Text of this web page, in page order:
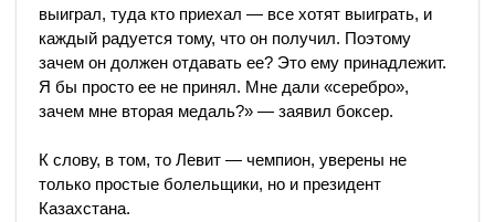
выиграл, туда кто приехал — все хотят выиграть, и
каждый радуется тому, что он получил. Поэтому
зачем он должен отдавать ее? Это ему принадлежит.
Я бы просто ее не принял. Мне дали «серебро»,
зачем мне вторая медаль?» — заявил боксер.
К слову, в том, то Левит — чемпион, уверены не
только простые болельщики, но и президент
Казахстана.